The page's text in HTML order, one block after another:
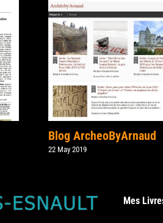
Blog ArcheoByArnaud
22 May 2019
Mes